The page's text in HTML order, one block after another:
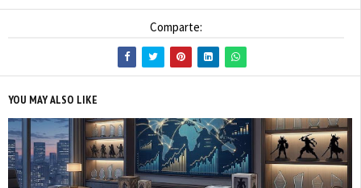
Comparte:
YOU MAY ALSO LIKE